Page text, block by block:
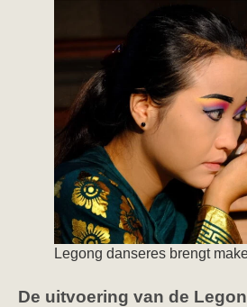
Legong danseres brengt
De uitvoering van de